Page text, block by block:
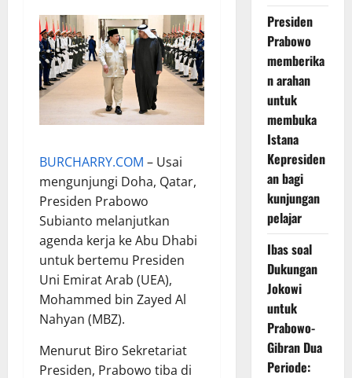
BURCHARRY.COM – Usai
mengunjungi Doha, Qatar,
Presiden Prabowo
Subianto melanjutkan
agenda kerja ke Abu Dhabi
untuk bertemu Presiden
Uni Emirat Arab (UEA),
Mohammed bin Zayed Al
Nahyan (MBZ).
Menurut Biro Sekretariat
Presiden, Prabowo tiba di
Presiden
Prabowo
memberika
n arahan
untuk
membuka
Istana
Kepresiden
an bagi
kunjungan
pelajar
Ibas soal
Dukungan
Jokowi
untuk
Prabowo-
Gibran Dua
Periode: